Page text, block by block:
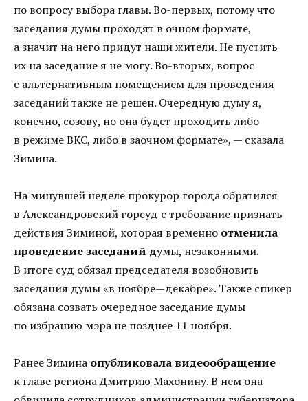
по вопросу выбора главы. Во-первых, потому что
заседания думы проходят в очном формате,
а значит на него придут наши жители. Не пустить
их на заседание я не могу. Во-вторых, вопрос
с альтернативным помещением для проведения
заседаний также не решен. Очередную думу я,
конечно, созову, но она будет проходить либо
в режиме ВКС, либо в заочном формате», — сказала
Зимина.
На минувшей неделе прокурор города обратился
в Александровский горсуд с требование признать
действия Зиминой, которая временно отменила
проведение заседаний думы, незаконными.
В итоге суд обязал председателя возобновить
заседания думы «в ноябре—декабре». Также спикер
обязана созвать очередное заседание думы
по избранию мэра не позднее 11 ноября.
Ранее Зимина опубликовала видеообращение
к главе региона Дмитрию Махонину. В нем она